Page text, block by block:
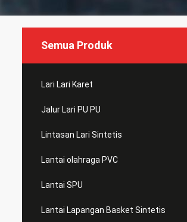
Semua Produk
Lari Lari Karet
Jalur Lari PU PU
Lintasan Lari Sintetis
Lantai olahraga PVC
Lantai SPU
Lantai Lapangan Basket Sintetis